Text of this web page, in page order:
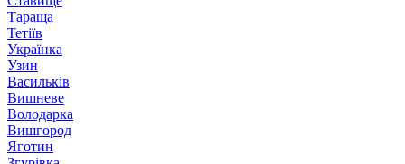
Тараща
Тетіїв
Українка
Узин
Васильків
Вишневе
Володарка
Вишгород
Яготин